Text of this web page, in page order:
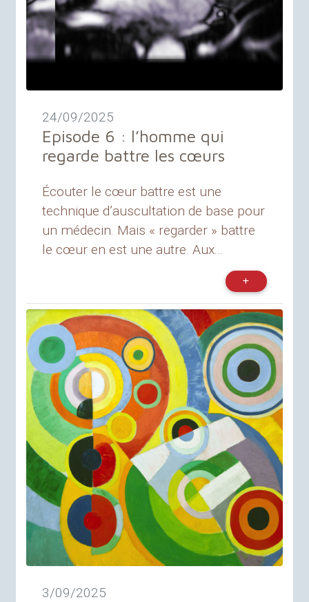
24/09/2025
Episode 6 : l’homme qui
regarde battre les cœurs
Écouter le cœur battre est une
technique d’auscultation de base pour
un médecin. Mais « regarder » battre
le cœur en est une autre. Aux...
3/09/2025